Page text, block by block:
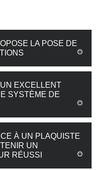
LA POSE DE
EXCELLENT
SYSTÈME DE
À UN PLAQUISTE
UN
RÉUSSI